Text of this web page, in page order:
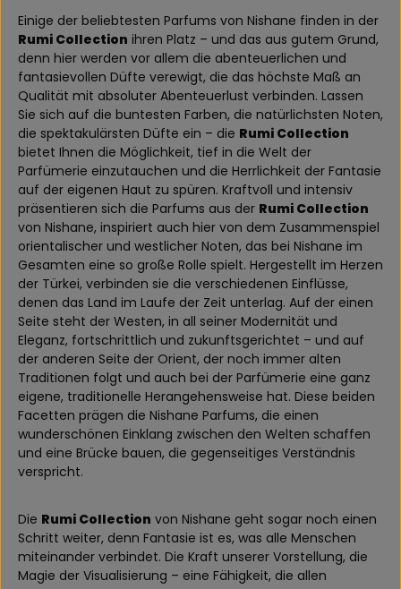
Einige der beliebtesten Parfums von Nishane finden in der
Rumi Collection ihren Platz – und das aus gutem Grund,
denn hier werden vor allem die abenteuerlichen und
fantasievollen Düfte verewigt, die das höchste Maß an
Qualität mit absoluter Abenteuerlust verbinden. Lassen
Sie sich auf die buntesten Farben, die natürlichsten Noten,
die spektakulärsten Düfte ein – die Rumi Collection
bietet Ihnen die Möglichkeit, tief in die Welt der
Parfümerie einzutauchen und die Herrlichkeit der Fantasie
auf der eigenen Haut zu spüren. Kraftvoll und intensiv
präsentieren sich die Parfums aus der Rumi Collection
von Nishane, inspiriert auch hier von dem Zusammenspiel
orientalischer und westlicher Noten, das bei Nishane im
Gesamten eine so große Rolle spielt. Hergestellt im Herzen
der Türkei, verbinden sie die verschiedenen Einflüsse,
denen das Land im Laufe der Zeit unterlag. Auf der einen
Seite steht der Westen, in all seiner Modernität und
Eleganz, fortschrittlich und zukunftsgerichtet – und auf
der anderen Seite der Orient, der noch immer alten
Traditionen folgt und auch bei der Parfümerie eine ganz
eigene, traditionelle Herangehensweise hat. Diese beiden
Facetten prägen die Nishane Parfums, die einen
wunderschönen Einklang zwischen den Welten schaffen
und eine Brücke bauen, die gegenseitiges Verständnis
verspricht.
Die Rumi Collection von Nishane geht sogar noch einen
Schritt weiter, denn Fantasie ist es, was alle Menschen
miteinander verbindet. Die Kraft unserer Vorstellung, die
Magie der Visualisierung – eine Fähigkeit, die allen